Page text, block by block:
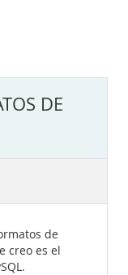
DE
de
creo es el